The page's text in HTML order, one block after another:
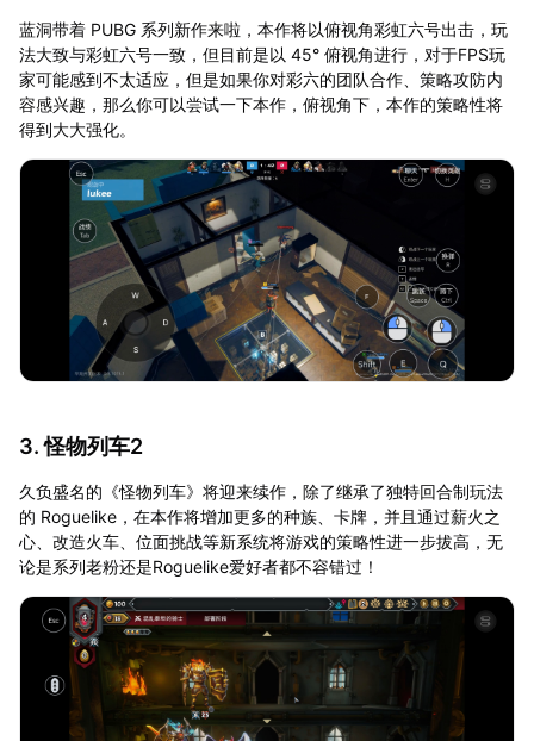
蓝洞带着 PUBG 系列新作来啦，本作将以俯视角彩虹六号出击，玩
法大致与彩虹六号一致，但目前是以 45° 俯视角进行，对于FPS玩
家可能感到不太适应，但是如果你对彩六的团队合作、策略攻防内
容感兴趣，那么你可以尝试一下本作，俯视角下，本作的策略性将
得到大大强化。
3. 怪物列车2
久负盛名的《怪物列车》将迎来续作，除了继承了独特回合制玩法
的 Roguelike，在本作将增加更多的种族、卡牌，并且通过薪火之
心、改造火车、位面挑战等新系统将游戏的策略性进一步拔高，无
论是系列老粉还是Roguelike爱好者都不容错过！